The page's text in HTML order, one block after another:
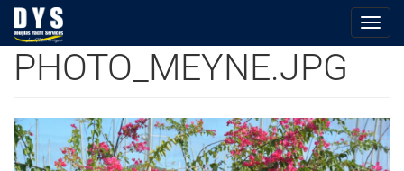
Skip
content
PHOTO_MEYNE.JPG